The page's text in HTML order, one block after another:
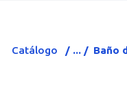
Catálogo Baño